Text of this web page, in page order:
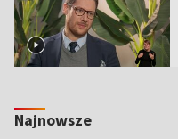
Najnowsze